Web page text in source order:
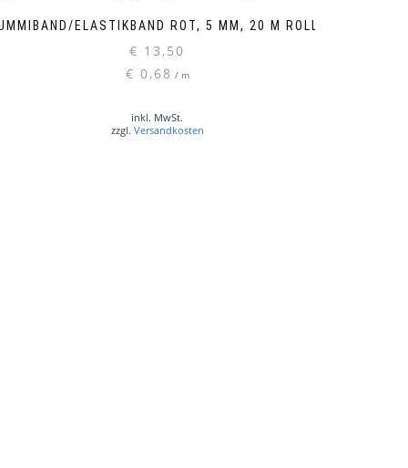
ELASTIKBAND ROT, 5 MM, 20 M ROLLE
€ 13,50
€ 0,68 / m
inkl. MwSt.
zzgl. Versandkosten